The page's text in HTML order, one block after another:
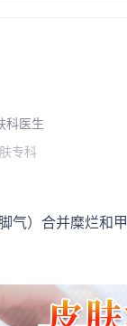
科医生
专科
气）合并糜烂和